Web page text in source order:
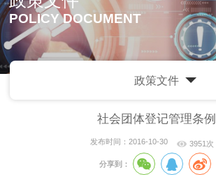
POLICY DOCUMENT
政策文件
社会团体登记管理条例
发布时间：2016-10-30 3951次
分享到：